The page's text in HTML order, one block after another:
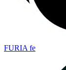
FURIA fe